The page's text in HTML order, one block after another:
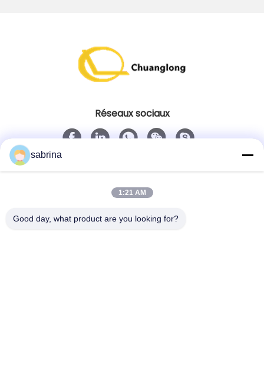
Réseaux sociaux
E-mail
sabrina
1:21 AM
Good day, what product are you looking for?